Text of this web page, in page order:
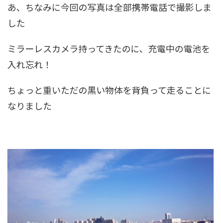
あ、ちなみに今回の写真は全部携帯電話で撮影しま
した
ミラーレスカメラ持ってきたのに、充電中の電池を
入れ忘れ！
ちょっと重いただの黒い物体を背負って走ることに
なりました